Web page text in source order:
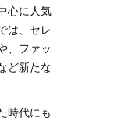
心に人気
は、セレ
、ファッ
ど新たな
時代にも